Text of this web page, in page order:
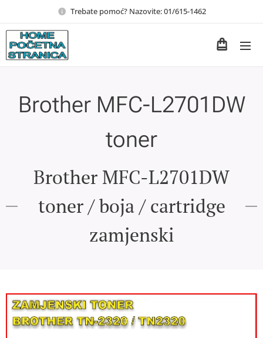
Trebate pomoć? Nazovite: 01/615-1462
Brother MFC-L2701DW
toner
Brother MFC-L2701DW
toner / boja / cartridge
zamjenski